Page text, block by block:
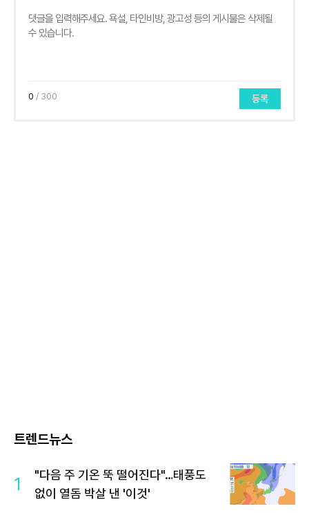
0 / 300 등록
트렌드뉴스
1
"다음 주 기온 뚝 떨어진다"…태풍도
없이 열돔 박살 낸 '이것'